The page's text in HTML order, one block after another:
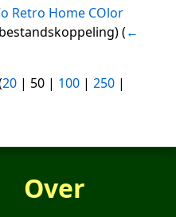
Retro Home COlor
(←
20 | 50 | 100 | 250 |
Over